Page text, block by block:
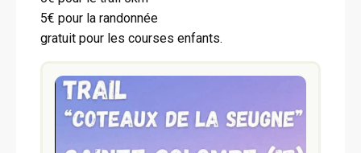
5€ pour la randonnée
gratuit pour les courses enfants.